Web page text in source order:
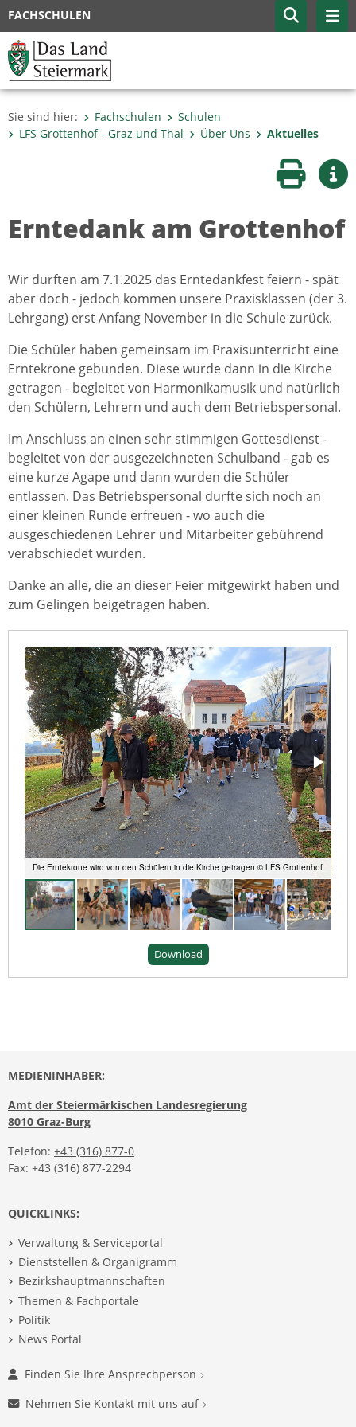
FACHSCHULEN
Sie sind hier: Fachschulen
Schulen
LFS Grottenhof - Graz und Thal
Über Uns Aktuelles
Seite
Erntedank am Grottenhof
Wir durften am 7.1.2025 das Erntedankfest feiern - spät
aber doch - jedoch kommen unsere Praxisklassen (der 3.
Lehrgang) erst Anfang November in die Schule zurück.
Die Schüler haben gemeinsam im Praxisunterricht eine
Erntekrone gebunden. Diese wurde dann in die Kirche
getragen - begleitet von Harmonikamusik und natürlich
den Schülern, Lehrern und auch dem Betriebspersonal.
Im Anschluss an einen sehr stimmigen Gottesdienst -
begleitet von der ausgezeichneten Schulband - gab es
eine kurze Agape und dann wurden die Schüler
entlassen. Das Betriebspersonal durfte sich noch an
einer kleinen Runde erfreuen - wo auch die
ausgeschiedenen Lehrer und Mitarbeiter gebührend
verabschiedet wurden.
Danke an alle, die an dieser Feier mitgewirkt haben und
zum Gelingen beigetragen haben.
Die Erntekrone wird von den Schülern in die Kirche getragen © LFS Grottenhof
Download
MEDIENINHABER:
Amt der Steiermärkischen Landesregierung
8010 Graz-Burg
Telefon: +43 (316) 877-0
Fax: +43 (316) 877-2294
QUICKLINKS:
Verwaltung & Serviceportal
Dienststellen & Organigramm
Bezirkshauptmannschaften
Themen & Fachportale
Politik
News Portal
Finden Sie Ihre Ansprechperson
Nehmen Sie Kontakt mit uns auf